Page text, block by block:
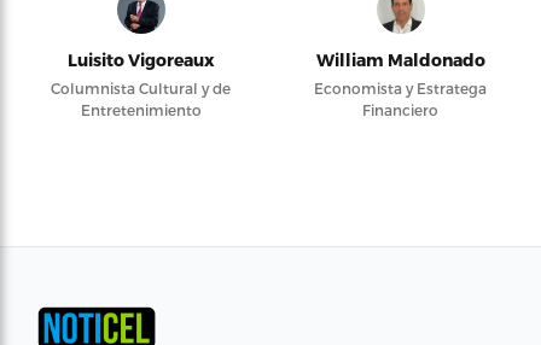
Luisito Vigoreaux
Columnista Cultural y de
Entretenimiento
William Maldonado
Economista y Estratega
Financiero